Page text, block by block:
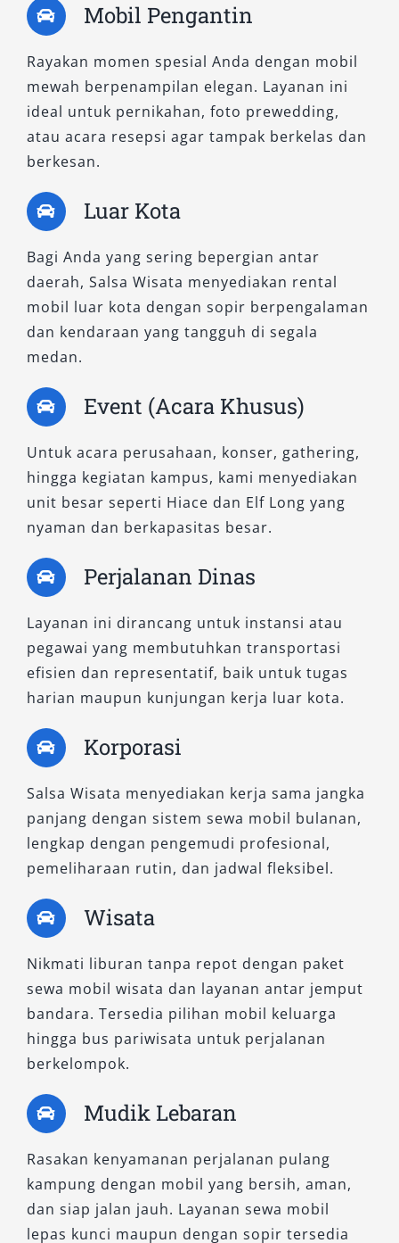
Mobil Pengantin
Rayakan momen spesial Anda dengan mobil
mewah berpenampilan elegan. Layanan ini
ideal untuk pernikahan, foto prewedding,
atau acara resepsi agar tampak berkelas dan
berkesan.
Luar Kota
Bagi Anda yang sering bepergian antar
daerah, Salsa Wisata menyediakan rental
mobil luar kota dengan sopir berpengalaman
dan kendaraan yang tangguh di segala
medan.
Event (Acara Khusus)
Untuk acara perusahaan, konser, gathering,
hingga kegiatan kampus, kami menyediakan
unit besar seperti Hiace dan Elf Long yang
nyaman dan berkapasitas besar.
Perjalanan Dinas
Layanan ini dirancang untuk instansi atau
pegawai yang membutuhkan transportasi
efisien dan representatif, baik untuk tugas
harian maupun kunjungan kerja luar kota.
Korporasi
Salsa Wisata menyediakan kerja sama jangka
panjang dengan sistem sewa mobil bulanan,
lengkap dengan pengemudi profesional,
pemeliharaan rutin, dan jadwal fleksibel.
Wisata
Nikmati liburan tanpa repot dengan paket
sewa mobil wisata dan layanan antar jemput
bandara. Tersedia pilihan mobil keluarga
hingga bus pariwisata untuk perjalanan
berkelompok.
Mudik Lebaran
Rasakan kenyamanan perjalanan pulang
kampung dengan mobil yang bersih, aman,
dan siap jalan jauh. Layanan sewa mobil
lepas kunci maupun dengan sopir tersedia